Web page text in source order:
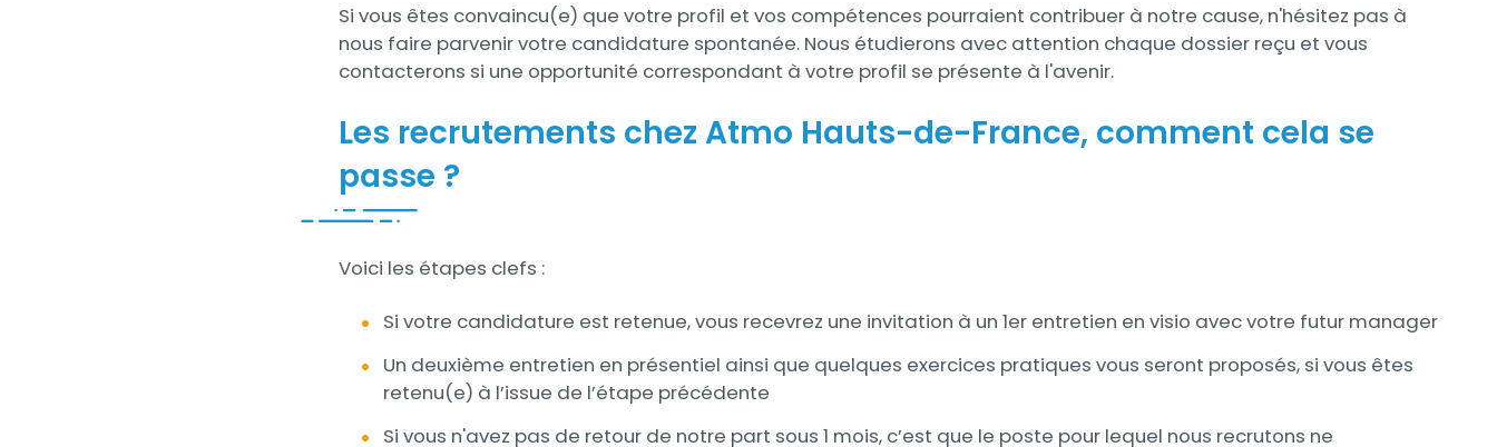
Si vous êtes convaincu(e) que votre profil et vos compétences pourraient contribuer à notre cause, n'hésitez pas à
nous faire parvenir votre candidature spontanée. Nous étudierons avec attention chaque dossier reçu et vous
contacterons si une opportunité correspondant à votre profil se présente à l'avenir.
Les recrutements chez Atmo Hauts-de-France, comment cela se
passe ?
Contenu
Voici les étapes clefs :
Si votre candidature est retenue, vous recevrez une invitation à un 1er entretien en visio avec votre futur manager
Un deuxième entretien en présentiel ainsi que quelques exercices pratiques vous seront proposés, si vous êtes
retenu(e) à l’issue de l’étape précédente
Si vous n'avez pas de retour de notre part sous 1 mois, c’est que le poste pour lequel nous recrutons ne